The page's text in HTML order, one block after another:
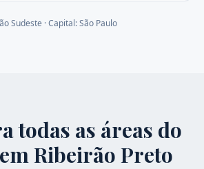
Sudeste · Capital:São Paulo
todas as áreas do
Ribeirão Preto